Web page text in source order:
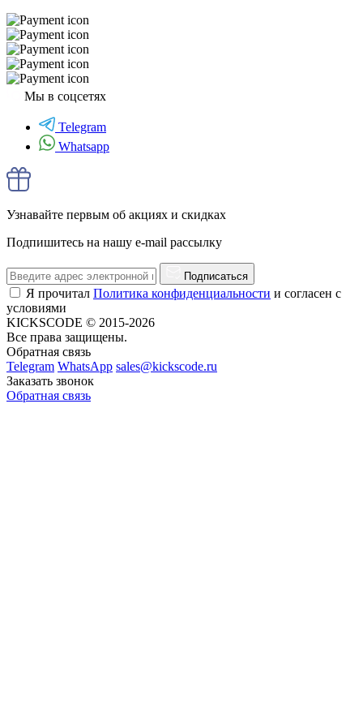
Мы в соцсетях
Telegram
Whatsapp
Узнавайте первым об акциях и скидках
Подпишитесь на нашу e-mail рассылку
Подписаться
Я прочитал Политика конфиденциальности и согласен с
условиями
KICKSCODE © 2015-2026
Все права защищены.
Обратная связь
Telegram WhatsApp sales@kickscode.ru
Заказать звонок
Обратная связь